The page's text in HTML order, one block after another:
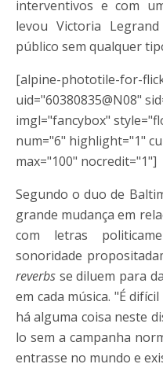
interventivos e com
levou Victoria
público sem qualquer
[alpine-phototile-for-
uid="60380835@N08"
imgl="fancybox"
num="6" highlight="1"
max="100" nocredit="1"]
Segundo o duo de
grande mudança em
com letras
sonoridade
reverbs se diluem para
em cada música. "É
há alguma coisa neste
lo sem a campanha
entrasse no mundo e